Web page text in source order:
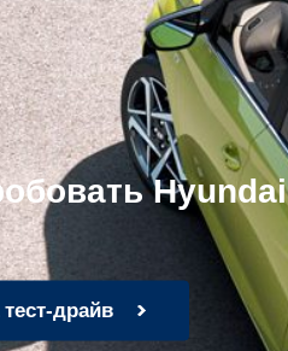
Hyundai
драйв